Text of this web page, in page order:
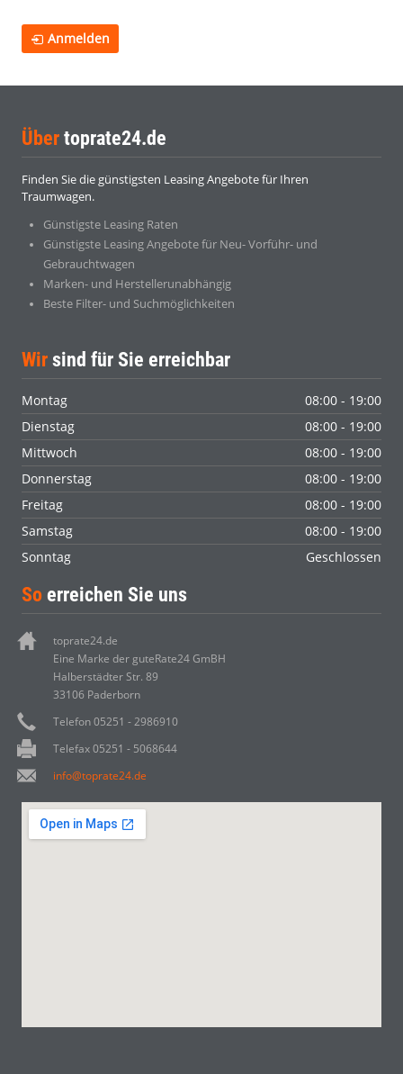
Anmelden
Über toprate24.de
Finden Sie die günstigsten Leasing Angebote für Ihren
Traumwagen.
Günstigste Leasing Raten
Günstigste Leasing Angebote für Neu- Vorführ- und
Gebrauchtwagen
Marken- und Herstellerunabhängig
Beste Filter- und Suchmöglichkeiten
Wir sind für Sie erreichbar
Montag
08:00 - 19:00
Dienstag
08:00 - 19:00
Mittwoch
08:00 - 19:00
Donnerstag
08:00 - 19:00
Freitag
08:00 - 19:00
Samstag
08:00 - 19:00
Sonntag
Geschlossen
So erreichen Sie uns
toprate24.de
Eine Marke der guteRate24 GmBH
Halberstädter Str. 89
33106 Paderborn
Telefon 05251 - 2986910
Telefax 05251 - 5068644
info@toprate24.de